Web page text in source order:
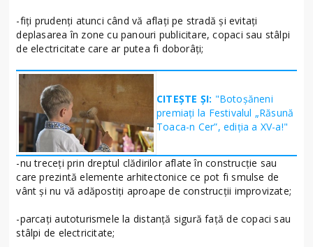
-fiți prudenți atunci când vă aflați pe stradă și evitați
deplasarea în zone cu panouri publicitare, copaci sau stâlpi
de electricitate care ar putea fi doborâți;
CITEȘTE ȘI: "Botoșăneni
premiați la Festivalul „Răsună
Toaca-n Cer”, ediția a XV-a!"
-nu treceți prin dreptul clădirilor aflate în construcție sau
care prezintă elemente arhitectonice ce pot fi smulse de
vânt și nu vă adăpostiți aproape de construcții improvizate;
-parcați autoturismele la distanță sigură față de copaci sau
stâlpi de electricitate;